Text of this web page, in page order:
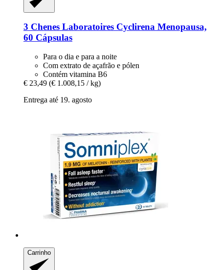
3 Chenes Laboratoires Cyclirena Menopausa,
60 Cápsulas
Para o dia e para a noite
Com extrato de açafrão e pólen
Contém vitamina B6
€ 23,49 (€ 1.008,15 / kg)
Entrega até 19. agosto
Carrinho